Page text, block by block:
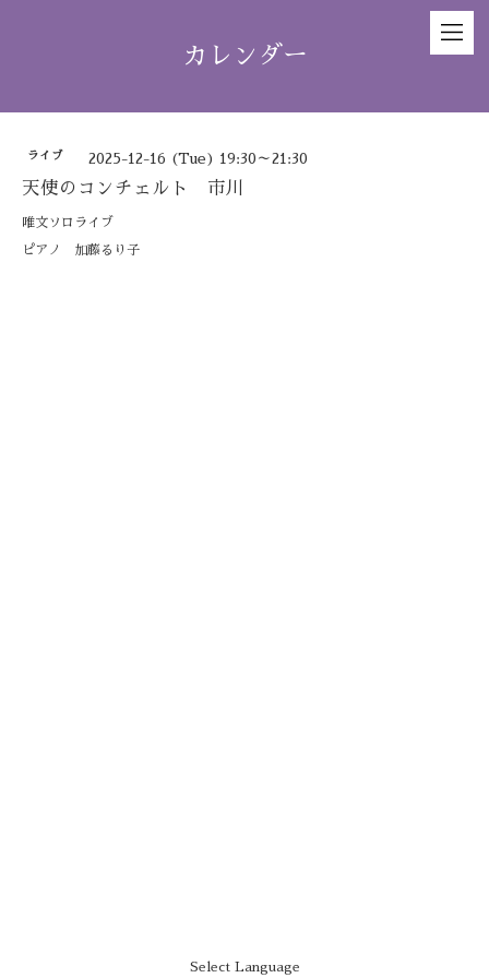
カレンダー
ライブ 2025-12-16 (Tue) 19:30～21:30
天使のコンチェルト 市川
唯文ソロライブ
ピアノ 加藤るり子
Select Language